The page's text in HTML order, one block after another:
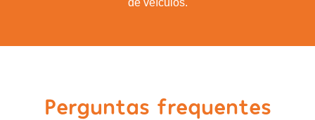
de veículos.
Perguntas frequentes